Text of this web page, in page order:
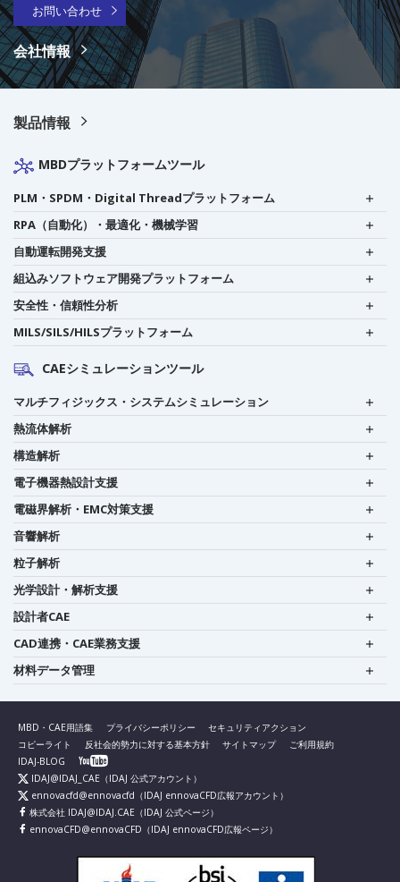
お問い合わせ
会社情報
製品情報
MBDプラットフォームツール
PLM・SPDM・Digital Threadプラットフォーム
RPA（自動化）・最適化・機械学習
自動運転開発支援
組込みソフトウェア開発プラットフォーム
安全性・信頼性分析
MILS/SILS/HILSプラットフォーム
CAEシミュレーションツール
マルチフィジックス・システムシミュレーション
熱流体解析
構造解析
電子機器熱設計支援
電磁界解析・EMC対策支援
音響解析
粒子解析
光学設計・解析支援
設計者CAE
CAD連携・CAE業務支援
材料データ管理
MBD・CAE用語集 プライバシーポリシー
セキュリティアクション
コピーライト
反社会的勢力に対する基本方針 サイトマップ
ご利用規約
IDAJ-BLOG
IDAJ@IDAJ_CAE （IDAJ 公式アカウント）
ennovacfd@ennovacfd （IDAJ ennovaCFD広報アカウント）
株式会社 IDAJ@IDAJ.CAE （IDAJ 公式ページ）
ennovaCFD@ennovaCFD （IDAJ ennovaCFD広報ページ）